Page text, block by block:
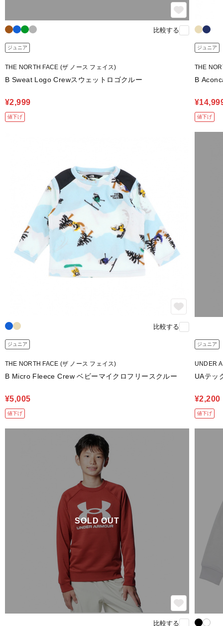
比較する
ジュニア
THE NORTH FACE (ザ ノース フェイス)
B Sweat Logo Crewスウェットロゴクルー
¥2,999
値下げ
ジュニア
THE
B
値下げ
比較する
ジュニア
THE NORTH FACE (ザ ノース フェイス)
B Micro Fleece Crew ベビーマイクロフリースクルー
¥5,005
値下げ
ジュニア
UNDER
UAテッ
¥2,200
値下げ
SOLD OUT
比較する